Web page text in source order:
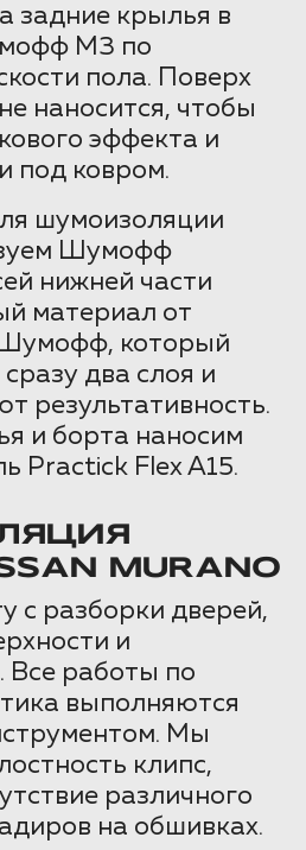
задние крылья в
М3 по
пола. Поверх
наносится, чтобы
эффекта и
под ковром.
шумоизоляции
Шумофф
нижней части
материал от
который
два слоя и
результативность.
и борта наносим
Practick Flex A15.
MURANO
с разборки дверей,
и
Все работы по
выполняются
Мы
клипс,
различного
на обшивках.